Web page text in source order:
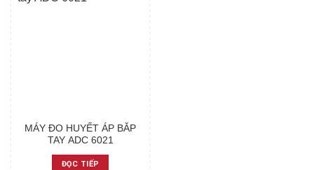
MÁY ĐO HUYẾT ÁP BẮP
TAY ADC 6021
ĐỌC TIẾP